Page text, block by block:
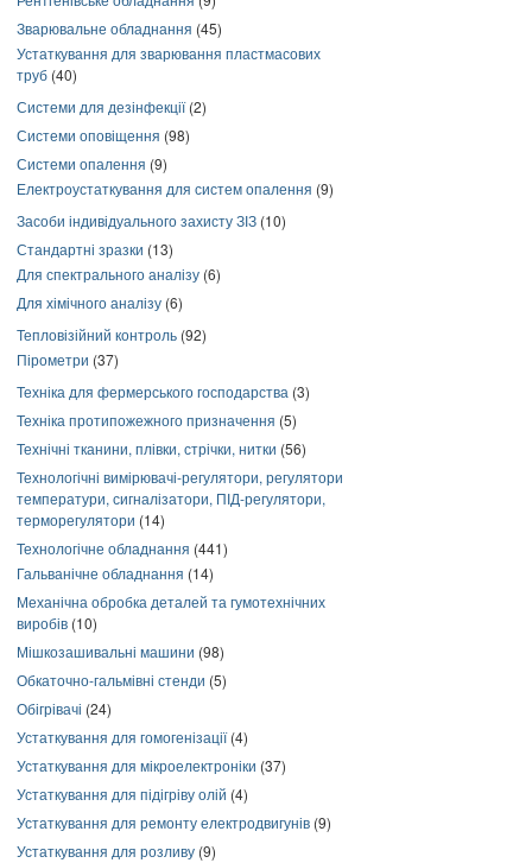
Зварювальне обладнання (45)
Устаткування для зварювання пластмасових
труб (40)
Системи для дезінфекції(2)
Системи оповіщення (98)
Системи опалення (9)
Електроустаткування для систем опалення (9)
Засоби індивідуального захисту ЗІЗ (10)
Стандартні зразки (13)
Для спектрального аналізу (6)
Для хімічного аналізу (6)
Тепловізійний контроль (92)
Пірометри (37)
Техніка для фермерського господарства (3)
Техніка протипожежного призначення (5)
Технічні тканини, плівки, стрічки, нитки (56)
Технологічні вимірювачі-регулятори, регулятори
температури, сигналізатори, ПІД-регулятори,
терморегулятори (14)
Технологічне обладнання (441)
Гальванічне обладнання (14)
Механічна обробка деталей та гумотехнічних
виробів (10)
Мішкозашивальні машини (98)
Обкаточно-гальмівні стенди (5)
Обігрівачі (24)
Устаткування для гомогенізації(4)
Устаткування для мікроелектроніки (37)
Устаткування для підігріву олій (4)
Устаткування для ремонту електродвигунів (9)
Устаткування для розливу (9)